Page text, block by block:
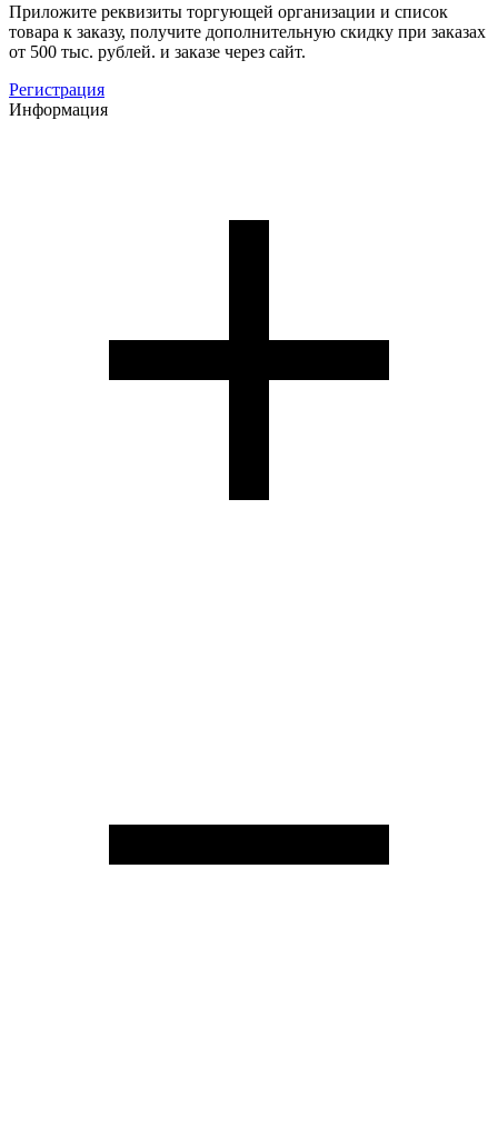
Приложите реквизиты торгующей организации и список
товара к заказу, получите дополнительную скидку при заказах
от 500 тыс. рублей. и заказе через сайт.
Регистрация
Информация